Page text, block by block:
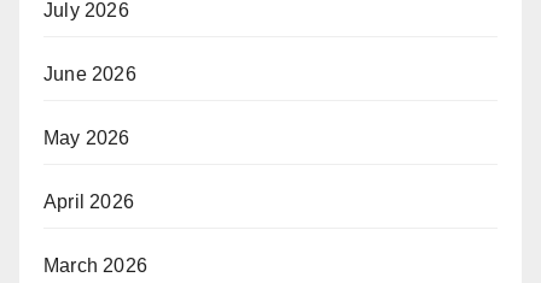
July 2026
June 2026
May 2026
April 2026
March 2026